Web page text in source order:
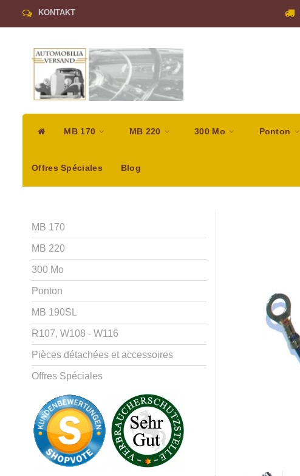
KONTAKT
MB 170 MB 220 300 Mo Ponton
Offres Spéciales Blog
MB 170
MB 220
300 Mo
Ponton
MB 190SL
R107, W108 - W116
Pièces détachées et accessoires
Offres Spéciales